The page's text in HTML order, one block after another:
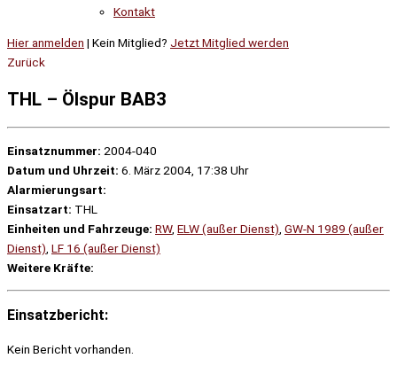
Kontakt
Hier anmelden | Kein Mitglied? Jetzt Mitglied werden
Zurück
THL – Ölspur BAB3
Einsatznummer: 2004-040
Datum und Uhrzeit: 6. März 2004, 17:38 Uhr
Alarmierungsart:
Einsatzart: THL
Einheiten und Fahrzeuge: RW, ELW (außer Dienst) GW-N 1989 (außer
Dienst) LF 16 (außer Dienst)
Weitere Kräfte:
Einsatzbericht:
Kein Bericht vorhanden.